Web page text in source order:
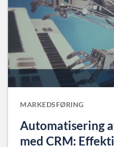
MARKEDSFØRING
Automatisering
med CRM: